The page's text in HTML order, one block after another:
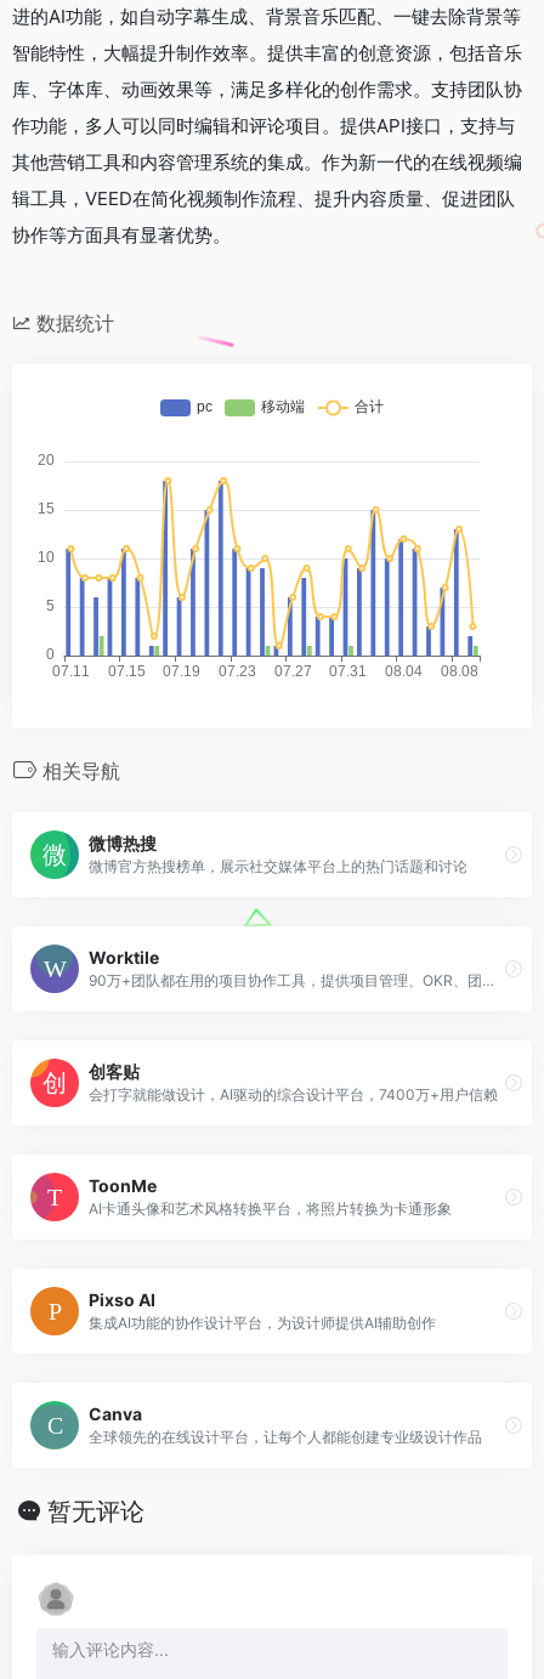
进的AI功能，如自动字幕生成、背景音乐匹配、一键去除背景等
智能特性，大幅提升制作效率。提供丰富的创意资源，包括音乐
库、字体库、动画效果等，满足多样化的创作需求。支持团队协
作功能，多人可以同时编辑和评论项目。提供API接口，支持与
其他营销工具和内容管理系统的集成。作为新一代的在线视频编
辑工具，VEED在简化视频制作流程、提升内容质量、促进团队
协作等方面具有显著优势。
数据统计
相关导航
微博热搜
微博官方热搜榜单，展示社交媒体平台上的热门话题和讨论
Worktile
90万+团队都在用的项目协作工具，提供项目管理、OKR、团队沟通等功能
创客贴
会打字就能做设计，AI驱动的综合设计平台，7400万+用户信赖
ToonMe
AI卡通头像和艺术风格转换平台，将照片转换为卡通形象
Pixso AI
集成AI功能的协作设计平台，为设计师提供AI辅助创作
Canva
全球领先的在线设计平台，让每个人都能创建专业级设计作品
暂无评论